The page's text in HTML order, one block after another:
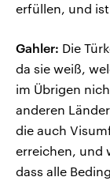
erfüllen, und
Gahler: Die
da sie weiß,
im Übrigen
anderen
die auch
erreichen, und
dass alle